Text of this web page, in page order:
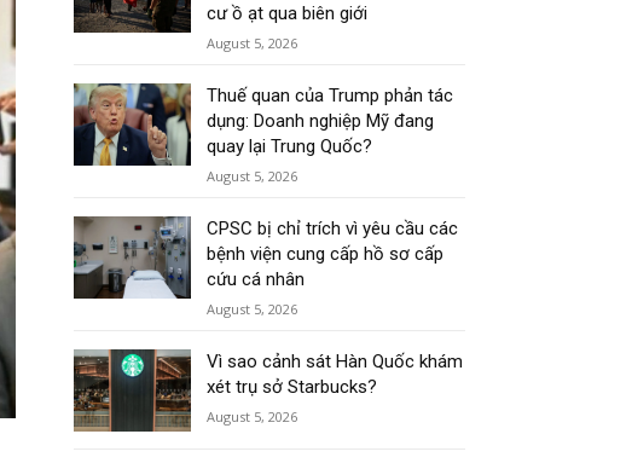
cư ồ ạt qua biên giới
August 5, 2026
Thuế quan của Trump phản tác
dụng: Doanh nghiệp Mỹ đang
quay lại Trung Quốc?
August 5, 2026
CPSC bị chỉ trích vì yêu cầu các
bệnh viện cung cấp hồ sơ cấp
cứu cá nhân
August 5, 2026
Vì sao cảnh sát Hàn Quốc khám
xét trụ sở Starbucks?
August 5, 2026